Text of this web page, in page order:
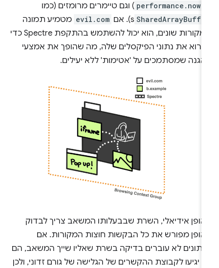
) וגם טיימרים מרומזים (כמו
s). אם evil.com מטמיע תמונה
ממקורות שונים, הוא יכול להשתמש בהתקפת Spectre כדי
את נתוני הפיקסלים שלה, מה שהופך את אמצעי
שמסתמכים על 'אטימות' ללא יעילים.
אידיאלי, השרת שבבעלותו המשאב צריך לבדוק
מפורש את כל הבקשות חוצות המקורות. אם
לא עוברים בדיקה בשרת שאליו שייך המשאב, הם
יגיעו לקבוצת ההקשרים של הגלישה של גורם זדוני, ולכן